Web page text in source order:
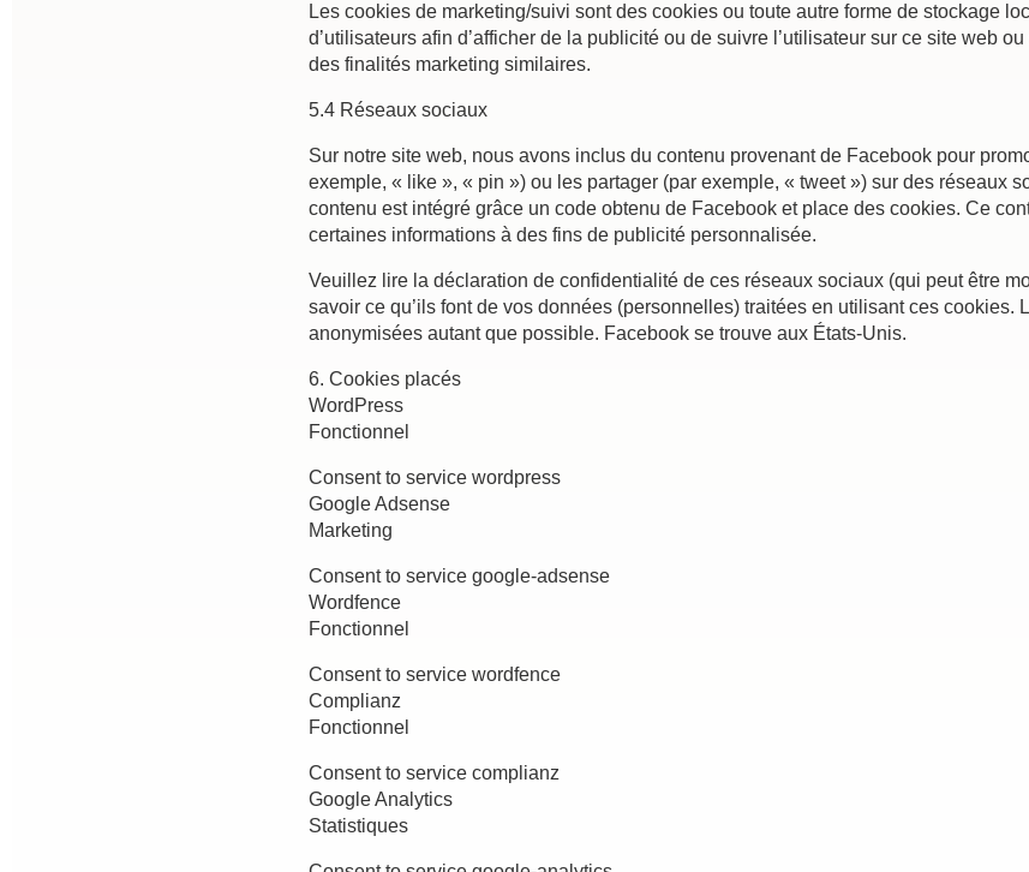
Les cookies de marketing/suivi sont des cookies ou toute autre forme de stockage
d’utilisateurs afin d’afficher de la publicité ou de suivre l’utilisateur sur ce site web
des finalités marketing similaires.
5.4 Réseaux sociaux
Sur notre site web, nous avons inclus du contenu provenant de Facebook pour
exemple, « like », « pin ») ou les partager (par exemple, « tweet ») sur des réseaux
contenu est intégré grâce un code obtenu de Facebook et place des cookies. Ce
certaines informations à des fins de publicité personnalisée.
Veuillez lire la déclaration de confidentialité de ces réseaux sociaux (qui peut être
savoir ce qu’ils font de vos données (personnelles) traitées en utilisant ces cookies.
anonymisées autant que possible. Facebook se trouve aux États-Unis.
6. Cookies placés
WordPress
Fonctionnel
Consent to service wordpress
Google Adsense
Marketing
Consent to service google-adsense
Wordfence
Fonctionnel
Consent to service wordfence
Complianz
Fonctionnel
Consent to service complianz
Google Analytics
Statistiques